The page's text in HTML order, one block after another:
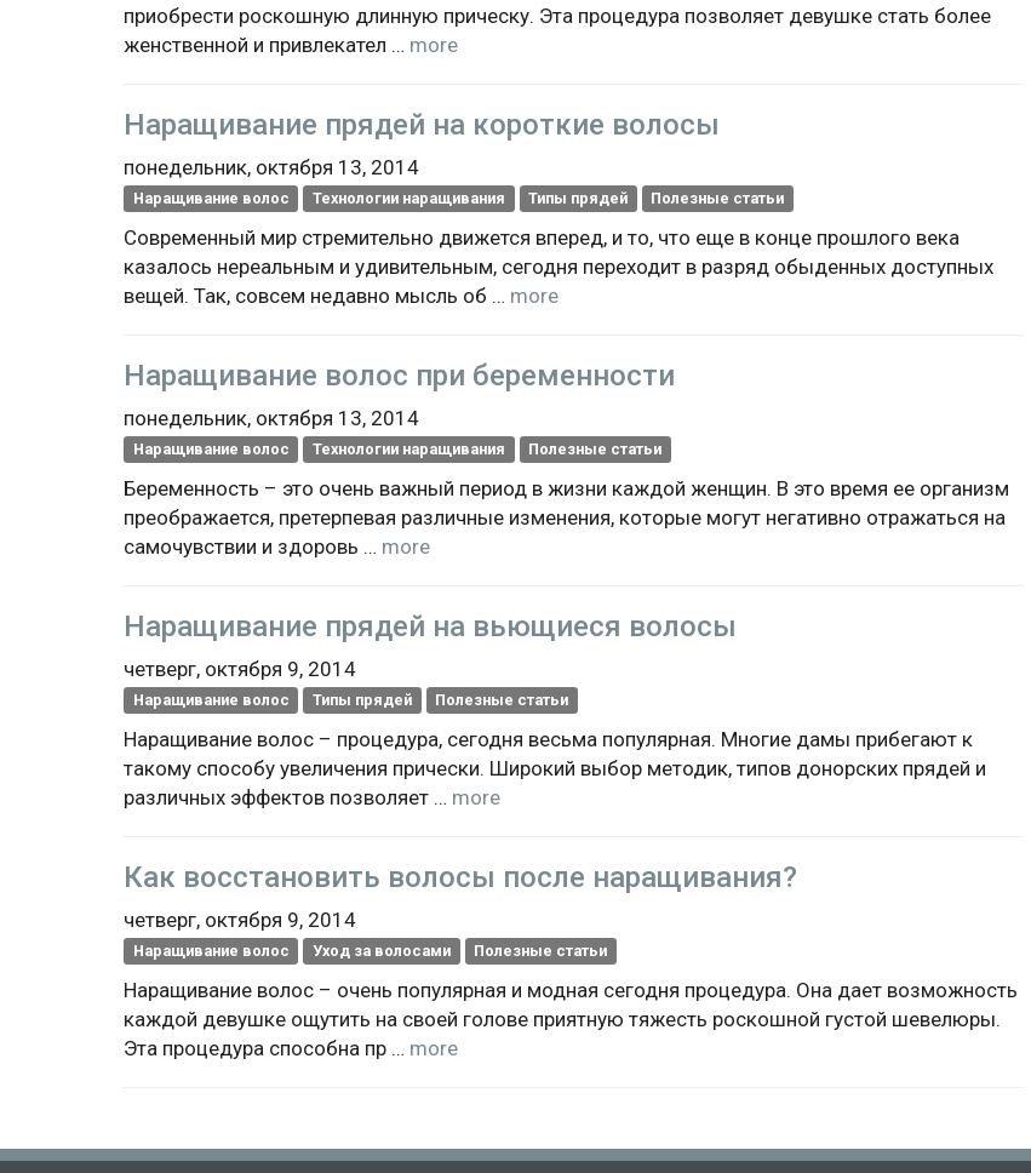
приобрести роскошную длинную прическу. Эта процедура позволяет девушке стать более
женственной и привлекател … more
Наращивание прядей на короткие волосы
понедельник, октября 13, 2014
Наращивание волос Технологии наращивания Типы прядей Полезные статьи
Современный мир стремительно движется вперед, и то, что еще в конце прошлого века
казалось нереальным и удивительным, сегодня переходит в разряд обыденных доступных
вещей. Так, совсем недавно мысль об … more
Наращивание волос при беременности
понедельник, октября 13, 2014
Наращивание волос Технологии наращивания Полезные статьи
Беременность – это очень важный период в жизни каждой женщин. В это время ее организм
преображается, претерпевая различные изменения, которые могут негативно отражаться на
самочувствии и здоровь … more
Наращивание прядей на вьющиеся волосы
четверг, октября 9, 2014
Наращивание волос Типы прядей Полезные статьи
Наращивание волос – процедура, сегодня весьма популярная. Многие дамы прибегают к
такому способу увеличения прически. Широкий выбор методик, типов донорских прядей и
различных эффектов позволяет … more
Как восстановить волосы после наращивания?
четверг, октября 9, 2014
Наращивание волос Уход за волосами Полезные статьи
Наращивание волос – очень популярная и модная сегодня процедура. Она дает возможность
каждой девушке ощутить на своей голове приятную тяжесть роскошной густой шевелюры.
Эта процедура способна пр … more